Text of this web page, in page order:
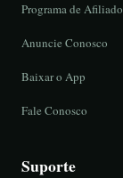
Programa de
Anuncie Conosco
Baixar o App
Fale Conosco
Suporte